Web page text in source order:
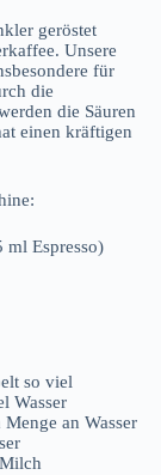
geröstet
Unsere
für
die
die Säuren
einen kräftigen
ml Espresso)
so viel
Wasser
an Wasser